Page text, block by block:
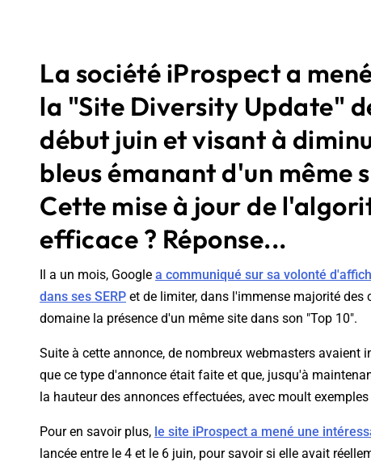
La société iProspect a
la "Site Diversity Update"
début juin et visant à
bleus émanant d'un même
Cette mise à jour de
efficace ? Réponse...
Il a un mois, Google a communiqué sur sa volonté
dans ses SERP et de limiter, dans l'immense majorité des
domaine la présence d'un même site dans son "Top 10".
Suite à cette annonce, de nombreux webmasters avaient
que ce type d'annonce était faite et que, jusqu'à
la hauteur des annonces effectuées, avec moult
Pour en savoir plus, le site iProspect a mené une
lancée entre le 4 et le 6 juin, pour savoir si elle avait